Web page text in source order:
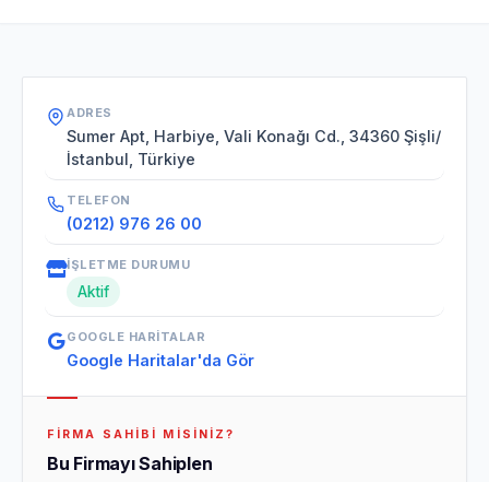
ADRES
Sumer Apt, Harbiye, Vali Konağı Cd., 34360 Şişli/
İstanbul, Türkiye
TELEFON
(0212) 976 26 00
İŞLETME DURUMU
Aktif
GOOGLE HARITALAR
Google Haritalar'da Gör
FIRMA SAHIBI MISINIZ?
Bu Firmayı Sahiplen